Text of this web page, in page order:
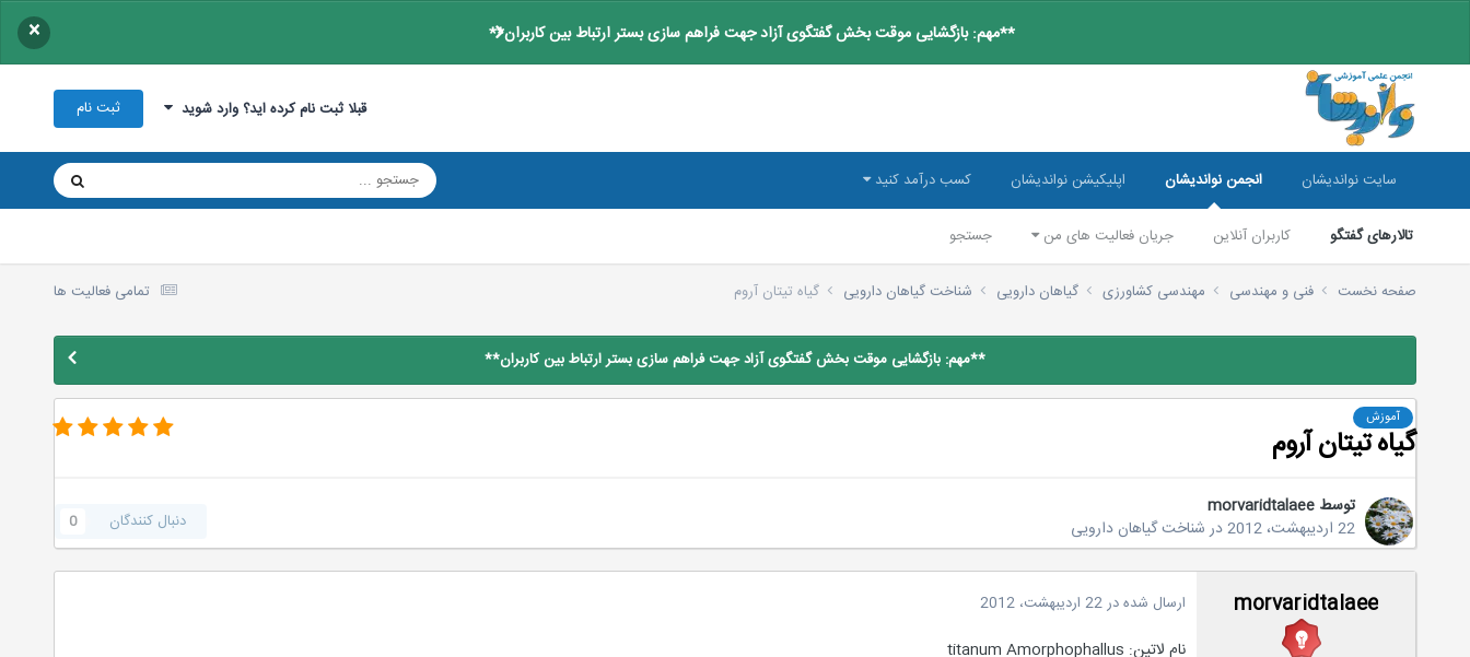
**مهم: بازگشایی موقت بخش گفتگوی آزاد جهت فراهم سازی بستر ارتباط بین کاربران** ×
قبلا ثبت نام کرده اید؟ وارد شوید ثبت نام
سایت نواندیشان انجمن نواندیشان
تالارهای گفتگو کاربران آنلاین جریان فعالیت های من جستجو
اپلیکیشن نواندیشان کسب درآمد کنید
تمامی فعالیت ها صفحه نخست فنی و مهندسی مهندسی کشاورزی گیاهان دارویی شناخت گیاهان دارویی گیاه تیتان آروم
**مهم: بازگشایی موقت بخش گفتگوی آزاد جهت فراهم سازی بستر ارتباط بین کاربران**
آموزش
گیاه تیتان آروم
توسط morvaridtalaee
22 اردیبهشت، 2012
درشناخت گیاهان دارویی دنبال کنندگان 0
morvaridtalaee ارسال شده در22 اردیبهشت، 2012
نام لاتین: titanum Amorphophallus